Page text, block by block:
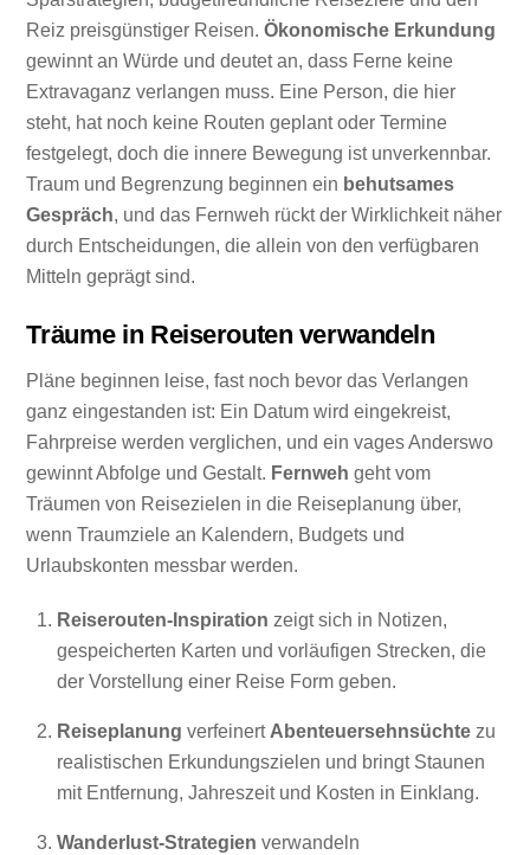
Reiz preisgünstiger Reisen.Ökonomische Erkundung
gewinnt an Würde und deutet an, dass Ferne keine
Extravaganz verlangen muss. Eine Person, die hier
steht, hat noch keine Routen geplant oder Termine
festgelegt, doch die innere Bewegung ist unverkennbar.
Traum und Begrenzung beginnen ein behutsames
Gespräch, und das Fernweh rückt der Wirklichkeit näher
durch Entscheidungen, die allein von den verfügbaren
Mitteln geprägt sind.
Träume in Reiserouten verwandeln
Pläne beginnen leise, fast noch bevor das Verlangen
ganz eingestanden ist: Ein Datum wird eingekreist,
Fahrpreise werden verglichen, und ein vages Anderswo
gewinnt Abfolge und Gestalt. Fernweh geht vom
Träumen von Reisezielen in die Reiseplanung über,
wenn Traumziele an Kalendern, Budgets und
Urlaubskonten messbar werden.
Reiserouten-Inspiration zeigt sich in Notizen,
gespeicherten Karten und vorläufigen Strecken, die
der Vorstellung einer Reise Form geben.
Reiseplanung verfeinert Abenteuersehnsüchte zu
realistischen Erkundungszielen und bringt Staunen
mit Entfernung, Jahreszeit und Kosten in Einklang.
Wanderlust-Strategien verwandeln